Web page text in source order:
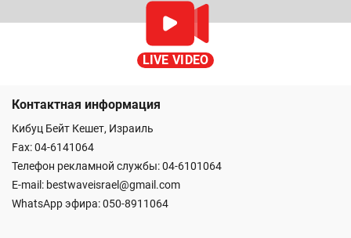
LIVE VIDEO
Контактная информация
Кибуц Бейт Кешет, Израиль
Fax: 04-6141064
Телефон рекламной службы: 04-6101064
E-mail: bestwaveisrael@gmail.com
WhatsApp эфира:050-8911064